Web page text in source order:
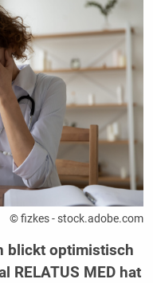
© fizkes - stock.adobe.com
blickt optimistisch
RELATUS MED hat